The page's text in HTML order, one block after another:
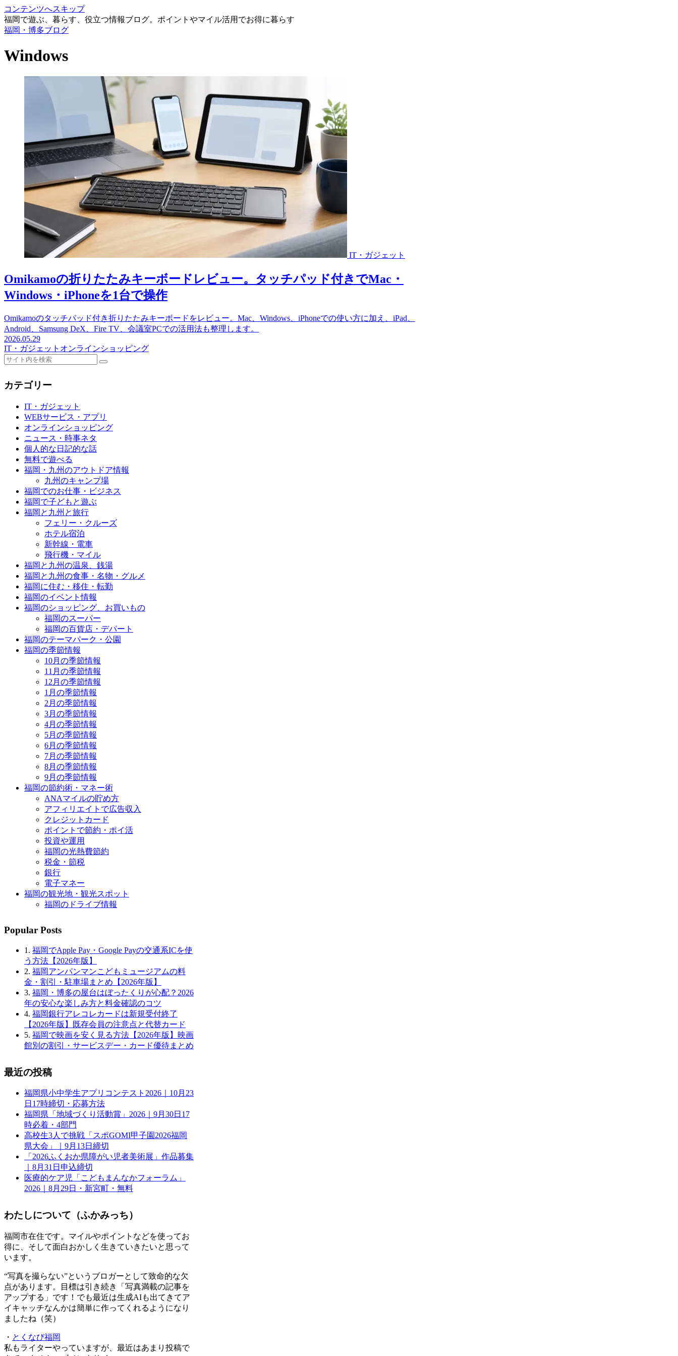
コンテンツへスキップ
福岡で遊ぶ、暮らす、役立つ情報ブログ。ポイントやマイル活用でお得に暮らす
福岡・博多ブログ
Windows
IT・ガジェット
Omikamoの折りたたみキーボードレビュー。タッチパッド付きでMac・
Windows・iPhoneを1台で操作
Omikamoのタッチパッド付き折りたたみキーボードをレビュー。Mac、Windows、iPhoneでの使い方に加え、iPad、
Android、Samsung DeX、Fire TV、会議室PCでの活用法も整理します。
2026.05.29
IT・ガジェット オンラインショッピング
カテゴリー
IT・ガジェット
WEBサービス・アプリ
オンラインショッピング
ニュース・時事ネタ
個人的な日記的な話
無料で遊べる
福岡・九州のアウトドア情報
九州のキャンプ場
福岡でのお仕事・ビジネス
福岡で子どもと遊ぶ
福岡と九州と旅行
フェリー・クルーズ
ホテル宿泊
新幹線・電車
飛行機・マイル
福岡と九州の温泉、銭湯
福岡と九州の食事・名物・グルメ
福岡に住む・移住・転勤
福岡のイベント情報
福岡のショッピング、お買いもの
福岡のスーパー
福岡の百貨店・デパート
福岡のテーマパーク・公園
福岡の季節情報
10月の季節情報
11月の季節情報
12月の季節情報
1月の季節情報
2月の季節情報
3月の季節情報
4月の季節情報
5月の季節情報
6月の季節情報
7月の季節情報
8月の季節情報
9月の季節情報
福岡の節約術・マネー術
ANAマイルの貯め方
アフィリエイトで広告収入
クレジットカード
ポイントで節約・ポイ活
投資や運用
福岡の光熱費節約
税金・節税
銀行
電子マネー
福岡の観光地・観光スポット
福岡のドライブ情報
Popular Posts
1. 福岡でApple Pay・Google Payの交通系ICを使
う方法【2026年版】
2. 福岡アンパンマンこどもミュージアムの料
金・割引・駐車場まとめ【2026年版】
3. 福岡・博多の屋台はぼったくりが心配？2026
年の安心な楽しみ方と料金確認のコツ
4. 福岡銀行アレコレカードは新規受付終了
【2026年版】既存会員の注意点と代替カード
5. 福岡で映画を安く見る方法【2026年版】映画
館別の割引・サービスデー・カード優待まとめ
最近の投稿
福岡県小中学生アプリコンテスト2026｜10月23
日17時締切・応募方法
福岡県「地域づくり活動賞」2026｜9月30日17
時必着・4部門
高校生3人で挑戦「スポGOMI甲子園2026福岡
県大会」｜9月13日締切
「2026ふくおか県障がい児者美術展」作品募集
｜8月31日申込締切
医療的ケア児「こどもまんなかフォーラム」
2026｜8月29日・新宮町・無料
わたしについて（ふかみっち）
福岡市在住です。マイルやポイントなどを使ってお
得に、そして面白おかしく生きていきたいと思って
います。
“写真を撮らない”というブロガーとして致命的な欠
点があります。目標は引き続き「写真満載の記事を
アップする」です！でも最近は生成AIも出てきてア
イキャッチなんかは簡単に作ってくれるようになり
ましたね（笑）
・ とくなび福岡
私もライターやっていますが、最近はあまり投稿で